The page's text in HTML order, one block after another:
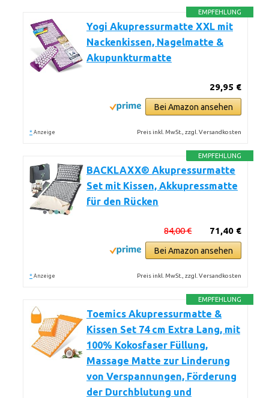
EMPFEHLUNG
Yogi Akupressurmatte XXL mit
Nackenkissen, Nagelmatte &
Akupunkturmatte
29,95 €
Bei Amazon ansehen
* Anzeige Preis inkl. MwSt., zzgl. Versandkosten
EMPFEHLUNG
BACKLAXX® Akupressurmatte
Set mit Kissen, Akkupressmatte
für den Rücken
71,40 €
84,00 €
Bei Amazon ansehen
* Anzeige Preis inkl. MwSt., zzgl. Versandkosten
EMPFEHLUNG
Toemics Akupressurmatte &
Kissen Set 74 cm Extra Lang, mit
100% Kokosfaser Füllung,
Massage Matte zur Linderung
von Verspannungen, Förderung
der Durchblutung und